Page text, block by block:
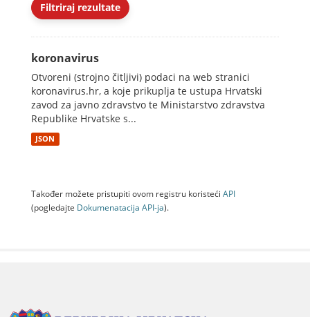
Filtriraj rezultate
koronavirus
Otvoreni (strojno čitljivi) podaci na web stranici
koronavirus.hr, a koje prikuplja te ustupa Hrvatski
zavod za javno zdravstvo te Ministarstvo zdravstva
Republike Hrvatske s...
JSON
Također možete pristupiti ovom registru koristeći API
(pogledajte Dokumenаtаcijа API-jа).